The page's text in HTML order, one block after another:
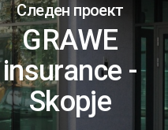
Следен проект
GRAWE
insurance -
Skopje